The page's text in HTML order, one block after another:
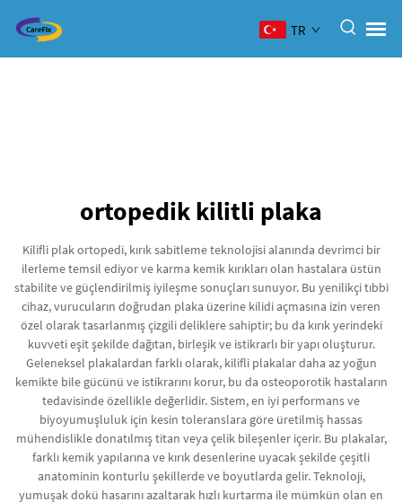
TR
ortopedik kilitli plaka
Kilifli plak ortopedi, kırık sabitleme teknolojisi alanında devrimci bir
ilerleme temsil ediyor ve karma kemik kırıkları olan hastalara üstün
stabilite ve güçlendirilmiş iyileşme sonuçları sunuyor. Bu yenilikçi tıbbi
cihaz, vurucuların doğrudan plaka üzerine kilidi açmasına izin veren
özel olarak tasarlanmış çizgili deliklere sahiptir; bu da kırık yerindeki
kuvveti eşit şekilde dağıtan, birleşik ve istikrarlı bir yapı oluşturur.
Geleneksel plakalardan farklı olarak, kilifli plakalar daha az yoğun
kemikte bile gücünü ve istikrarını korur, bu da osteoporotik hastaların
tedavisinde özellikle değerlidir. Sistem, en iyi performans ve
biyoyumuşluluk için kesin toleranslara göre üretilmiş hassas
mühendislikle donatılmış titan veya çelik bileşenler içerir. Bu plakalar,
farklı kemik yapılarına ve kırık desenlerine uyacak şekilde çeşitli
anatominin konturlu şekillerde ve boyutlarda gelir. Teknoloji,
yumuşak dokü hasarını azaltarak hızlı kurtarma ile mümkün olan en